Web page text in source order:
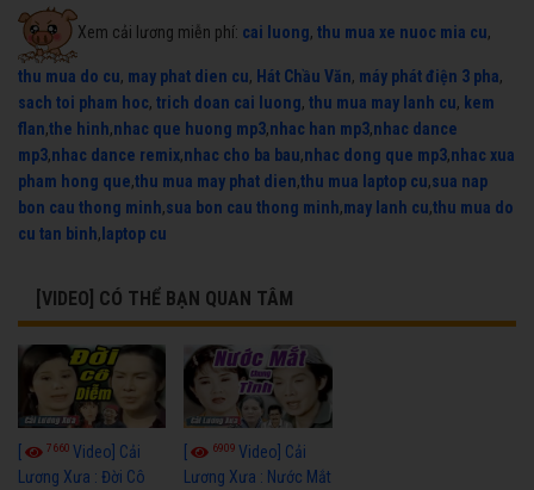
Xem cải lương miễn phí: cai luong, thu mua xe nuoc mia cu,
thu mua do cu, may phat dien cu, Hát Chầu Văn, máy phát điện 3 pha,
sach toi pham hoc, trich doan cai luong, thu mua may lanh cu, kem
flan,the hinh,nhac que huong mp3,nhac han mp3,nhac dance
mp3,nhac dance remix,nhac cho ba bau,nhac dong que mp3,nhac xua
pham hong que,thu mua may phat dien,thu mua laptop cu,sua nap
bon cau thong minh,sua bon cau thong minh,may lanh cu,thu mua do
cu tan binh, laptop cu
[VIDEO] CÓ THỂ BẠN QUAN TÂM
7660 Video] Cải
Lương Xưa : Đời Cô
6909Video] Cải
Lương Xưa : Nước Mắt